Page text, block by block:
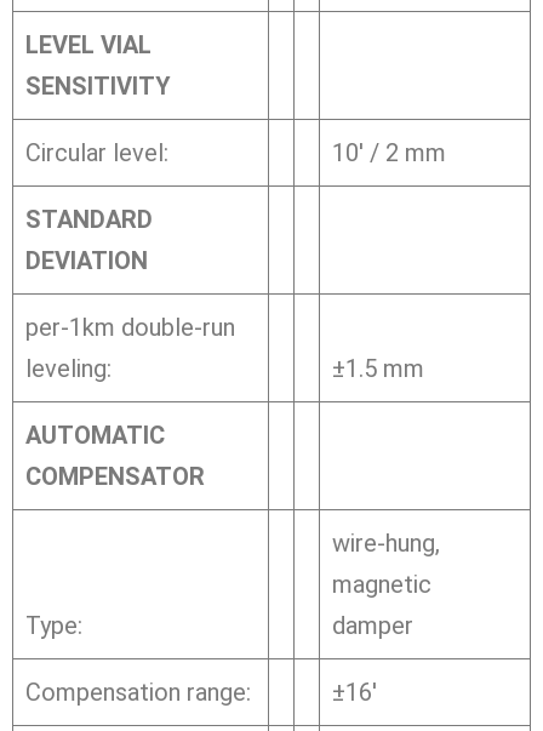
LEVEL VIAL
SENSITIVITY
Circular level: 10′ / 2 mm
STANDARD
DEVIATION
per-1km double-run
leveling:
±1.5 mm
AUTOMATIC
COMPENSATOR
Type:
wire-hung,
magnetic
damper
Compensation range: ±16′